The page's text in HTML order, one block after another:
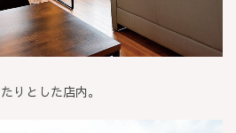
りとした店内。